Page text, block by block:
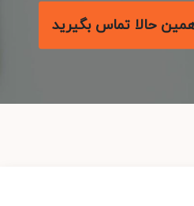
حالا تماس بگیرید